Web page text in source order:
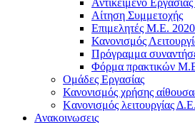
Αντικείμενο
Αίτηση Συμμετοχής
Επιμελητές Μ.Ε.
Κανονισμός
Πρόγραμμα
Φόρμα πρακτικών
Ομάδες Εργασίας
Κανονισμός χρήσης
Kανονισμός λειτουργίας
Ανακοινωσεις